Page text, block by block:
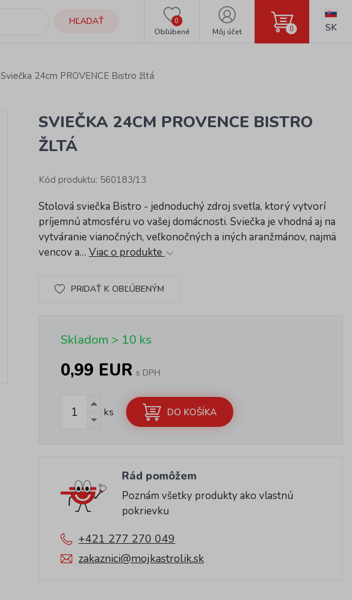
HĽADAŤ
Obľúbené
0
Môj účet 0 SK
Sviečka 24cm PROVENCE Bistro žltá
SVIEČKA 24CM PROVENCE BISTRO
ŽLTÁ
Kód produktu: 560183/13
Stolová sviečka Bistro - jednoduchý zdroj svetla, ktorý vytvorí
príjemnú atmosféru vo vašej domácnosti. Sviečka je vhodná aj na
vytváranie vianočných, veľkonočných a iných aranžmánov, najmä
vencov a…Viac o produkte
PRIDAŤ K OBĽÚBENÝM
Skladom > 10 ks
0,99 EUR s DPH
ks DO KOŠÍKA
Rád pomôžem
Poznám všetky produkty ako vlastnú
pokrievku
+421 277 270 049
zakaznici@mojkastrolik.sk